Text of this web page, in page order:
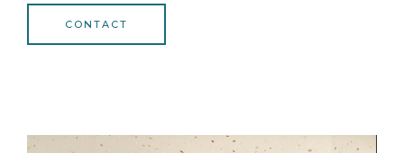
CONTACT